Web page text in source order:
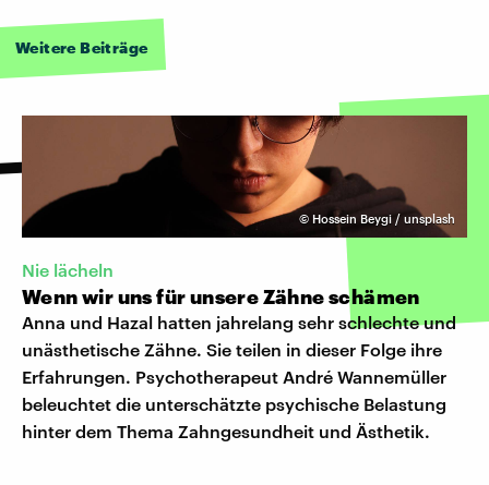
Weitere Beiträge
© Hossein Beygi / unsplash
Nie lächeln
Wenn wir uns für unsere Zähne schämen
Anna und Hazal hatten jahrelang sehr schlechte und
unästhetische Zähne. Sie teilen in dieser Folge ihre
Erfahrungen. Psychotherapeut André Wannemüller
beleuchtet die unterschätzte psychische Belastung
hinter dem Thema Zahngesundheit und Ästhetik.